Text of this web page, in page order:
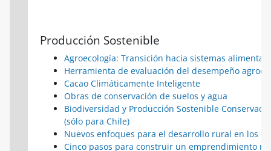
Producción Sostenible
Agroecología: Transición hacia sistemas
Herramienta de evaluación del desempeño
Cacao Climáticamente Inteligente
Obras de conservación de suelos y agua
Biodiversidad y Producción Sostenible
(sólo para Chile)
Nuevos enfoques para el desarrollo rural en los
Cinco pasos para construir un emprendimiento